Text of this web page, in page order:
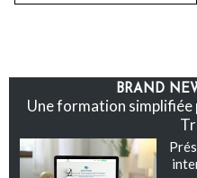
BRAND
Une formation